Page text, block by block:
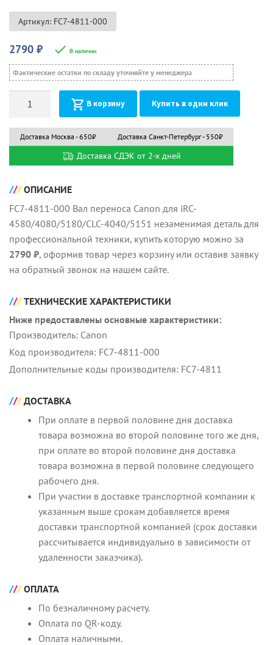
Артикул: FC7-4811-000
2790 ₽ В наличии
Фактические остатки по складу уточняйте у менеджера
В корзину Купить в один клик
Доставка Москва - 650₽ Доставка Санкт-Петербург - 550₽
Доставка СДЭК от 2-х дней
ОПИСАНИЕ
FC7-4811-000 Вал переноса Canon для iRC-
4580/4080/5180/CLC-4040/5151 незаменимая деталь для
профессиональной техники, купить которую можно за
2790 ₽, оформив товар через корзину или оставив заявку
на обратный звонок на нашем сайте.
ТЕХНИЧЕСКИЕ ХАРАКТЕРИСТИКИ
Ниже предоставлены основные характеристики:
Производитель: Canon
Код производителя: FC7-4811-000
Дополнительные коды производителя: FC7-4811
ДОСТАВКА
При оплате в первой половине дня доставка
товара возможна во второй половине того же дня,
при оплате во второй половине дня доставка
товара возможна в первой половине следующего
рабочего дня.
При участии в доставке транспортной компании к
указанным выше срокам добавляется время
доставки транспортной компанией (срок доставки
рассчитывается индивидуально в зависимости от
удаленности заказчика).
ОПЛАТА
По безналичному расчету.
Оплата по QR-коду.
Оплата наличными.